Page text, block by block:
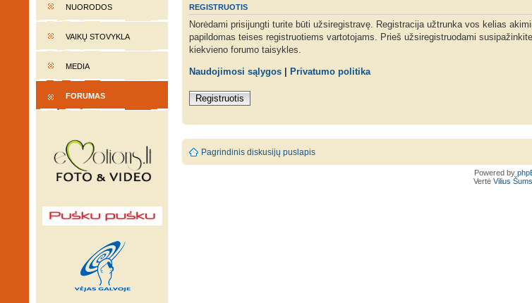
NUORODOS
VAIKŲ STOVYKLA
MEDIA
FORUMAS
REGISTRUOTIS
Norėdami prisijungti turite būti užsiregistravę. Registracija užtrunka vos kelias
papildomas teises registruotiems vartotojams. Prieš užsiregistruodami
kiekvieno forumo taisykles.
Naudojimosi sąlygos Privatumo politika
Registruotis
Pagrindinis diskusijų puslapis
Powered by
Vertė Vilius